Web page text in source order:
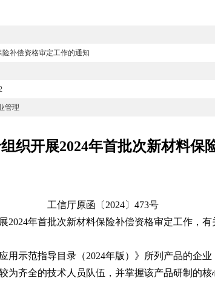
补偿资格审定工作的通知
管理
织开展2024年首批次新材料保
工信厅原函〔2024〕473号
年首批次新材料保险补偿资格审定工作，有
用示范指导目录（2024年版）》所列产品的企
齐全的技术人员队伍，并掌握该产品研制的核